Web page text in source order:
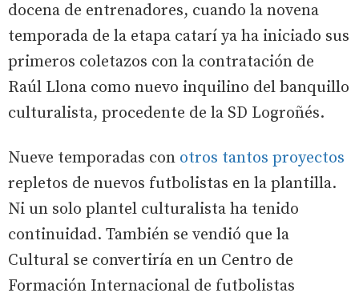
docena de entrenadores, cuando la novena
temporada de la etapa catarí ya ha iniciado sus
primeros coletazos con la contratación de
Raúl Llona como nuevo inquilino del banquillo
culturalista, procedente de la SD Logroñés.
Nueve temporadas con otros tantos proyectos
repletos de nuevos futbolistas en la plantilla.
Ni un solo plantel culturalista ha tenido
continuidad. También se vendió que la
Cultural se convertiría en un Centro de
Formación Internacional de futbolistas